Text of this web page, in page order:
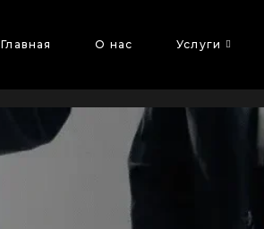
Главная О нас Услуги